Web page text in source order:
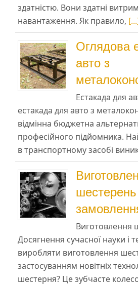
здатністю. Вони здатні
навантаження. Як правило,
Оглядова
авто з
Естакада для
естакада для авто з
відмінна бюджетна
професійного підйомника.
в транспортному засобі
Виготовлення
Досягнення сучасної науки і
виробляти виготовлення
застосуванням новітніх
шестерня? Це зубчасте